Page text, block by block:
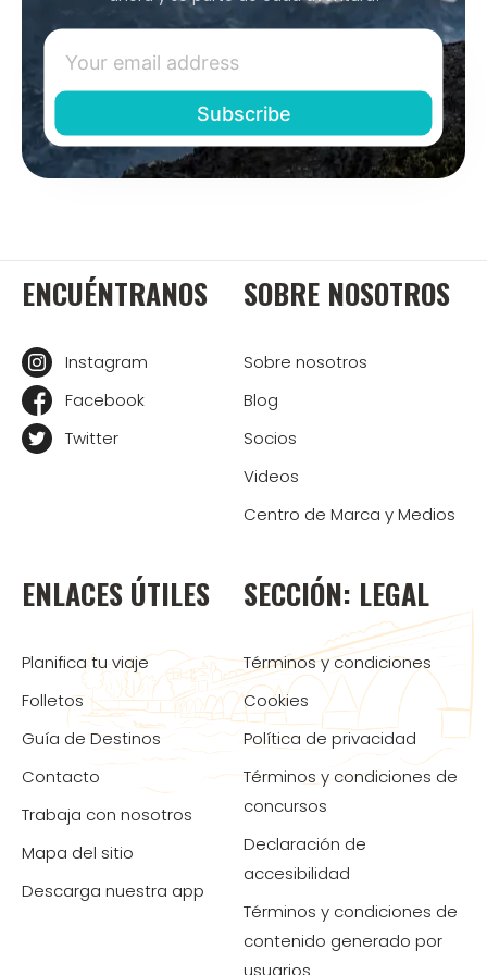
ENCUÉNTRANOS
Instagram
Facebook
Twitter
SOBRE NOSOTROS
Sobre nosotros
Blog
Socios
Videos
Centro de Marca y Medios
ENLACES ÚTILES
Planifica tu viaje
Folletos
Guía de Destinos
Contacto
Trabaja con nosotros
Mapa del sitio
Descarga nuestra app
SECCIÓN: LEGAL
Términos y condiciones
Cookies
Política de privacidad
Términos y condiciones de
concursos
Declaración de
accesibilidad
Términos y condiciones de
contenido generado por
usuarios